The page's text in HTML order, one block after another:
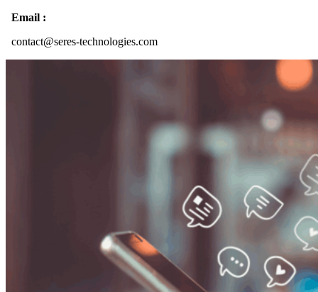
Email :
contact@seres-technologies.com